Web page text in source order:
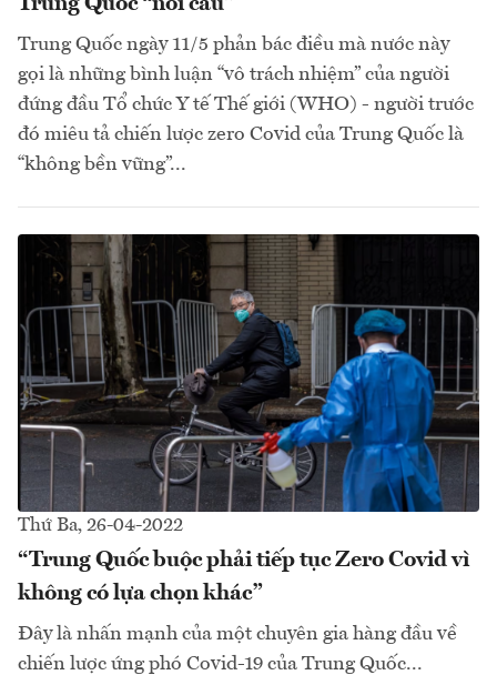
Trung Quốc “nổi cáu”
Trung Quốc ngày 11/5 phản bác điều mà nước này
gọi là những bình luận “vô trách nhiệm” của người
đứng đầu Tổ chức Y tế Thế giới (WHO) - người trước
đó miêu tả chiến lược zero Covid của Trung Quốc là
“không bền vững”...
Thứ Ba, 26-04-2022
“Trung Quốc buộc phải tiếp tục Zero Covid vì
không có lựa chọn khác”
Đây là nhấn mạnh của một chuyên gia hàng đầu về
chiến lược ứng phó Covid-19 của Trung Quốc...